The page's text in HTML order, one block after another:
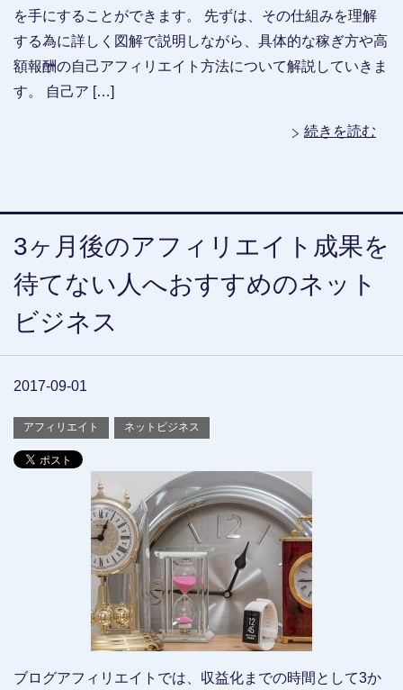
を手にすることができます。 先ずは、その仕組みを理解
する為に詳しく図解で説明しながら、具体的な稼ぎ方や高
額報酬の自己アフィリエイト方法について解説していきま
す。 自己ア […]
続きを読む
3ヶ月後のアフィリエイト成果を
待てない人へおすすめのネット
ビジネス
2017-09-01
アフィリエイト ネットビジネス
ブログアフィリエイトでは、収益化までの時間として3か